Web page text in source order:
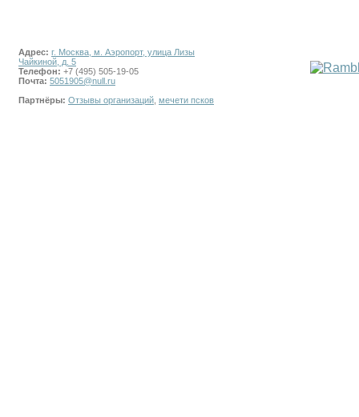
Адрес: г. Москва, м. Аэропорт, улица Лизы
Чайкиной, д. 5
Телефон: +7 (495) 505-19-05
Почта: 5051905@null.ru
Партнёры: Отзывы организаций мечети псков